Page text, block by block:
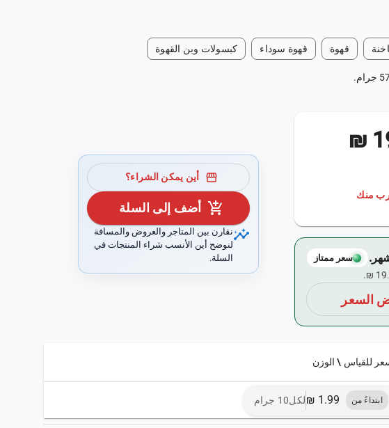
قهوة قهوة سوداء كبسولات وبن القهوة
منك
سعر ممتاز
السعر
storefront أين يمكن الشراء؟
add_shopping_cart أضف إلى السلة
insightsنقارن بين المتاجر والعروض والمسافة
لنوضح أين الأنسب شراء المنتجات في
السلة.
للقياس \ الوزن
ابتداءً من لكل10 جرام